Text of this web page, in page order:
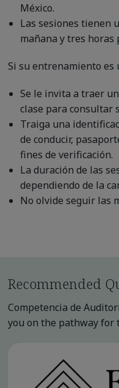
México.
Las sesiones tienen
mañana y tres horas
Si su entrenamiento es
Se le invita a traer
clase para consultar
Traiga una
de conducir,
fines de verificación.
La duración de las
dependiendo de la
No olvide seguir las
Recommended
Competencia de
you on the pathway